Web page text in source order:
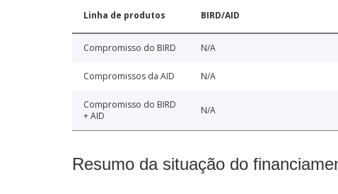
Linha de produtos BIRD/AID
Compromisso do BIRD N/A
Compromissos da AID N/A
Compromisso do BIRD
+ AID
N/A
Resumo da situação do